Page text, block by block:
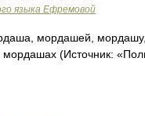
языка Ефремовой
мордашей,
(Источник: